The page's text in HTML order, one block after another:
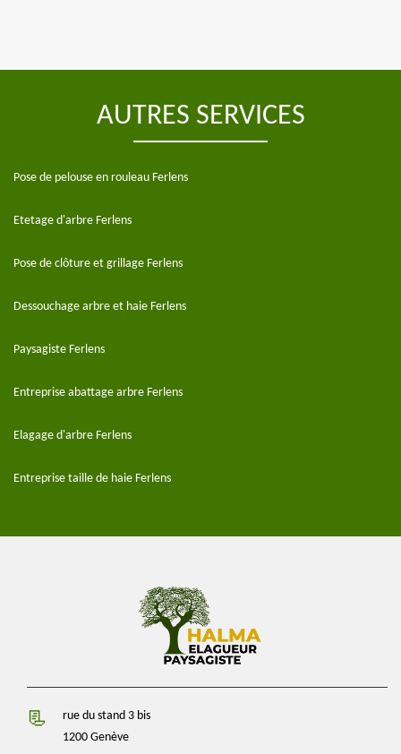
AUTRES SERVICES
Pose de pelouse en rouleau Ferlens
Etetage d'arbre Ferlens
Pose de clôture et grillage Ferlens
Dessouchage arbre et haie Ferlens
Paysagiste Ferlens
Entreprise abattage arbre Ferlens
Elagage d'arbre Ferlens
Entreprise taille de haie Ferlens
rue du stand 3 bis
1200 Genève